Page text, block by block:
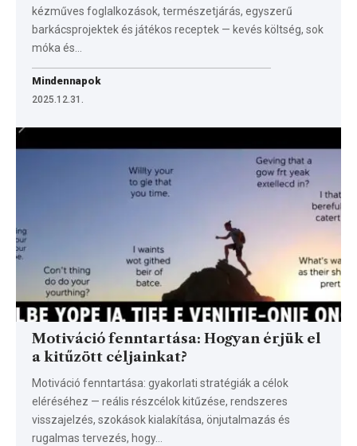
kézműves foglalkozások, természetjárás, egyszerű
barkácsprojektek és játékos receptek — kevés költség, sok
móka és…
Mindennapok
2025.12.31.
Motiváció fenntartása: Hogyan érjük el
a kitűzött céljainkat?
Motiváció fenntartása: gyakorlati stratégiák a célok
eléréséhez — reális részcélok kitűzése, rendszeres
visszajelzés, szokások kialakítása, önjutalmazás és
rugalmas tervezés, hogy…